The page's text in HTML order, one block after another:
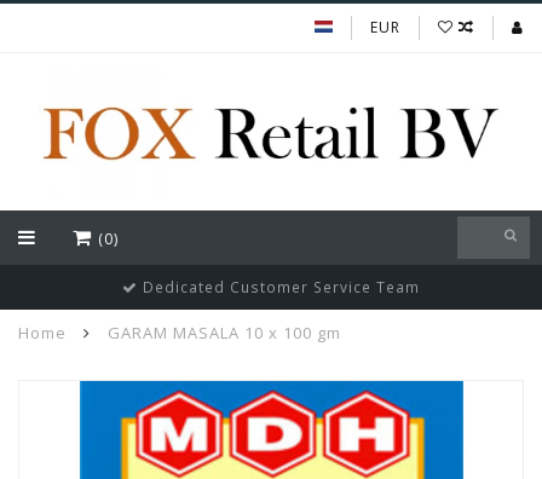
EUR
(0)
Dedicated Customer Service Team
Home GARAM MASALA 10 x 100 gm